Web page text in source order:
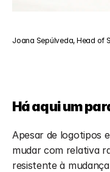
Joana Sepúlveda, Head of
Há aqui um
Apesar de logotipos
mudar com relativa
resistente à